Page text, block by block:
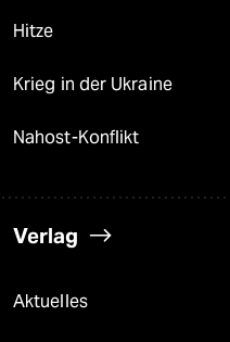
Hitze
Krieg in der Ukraine
Nahost-Konflikt
Verlag
Aktuelles